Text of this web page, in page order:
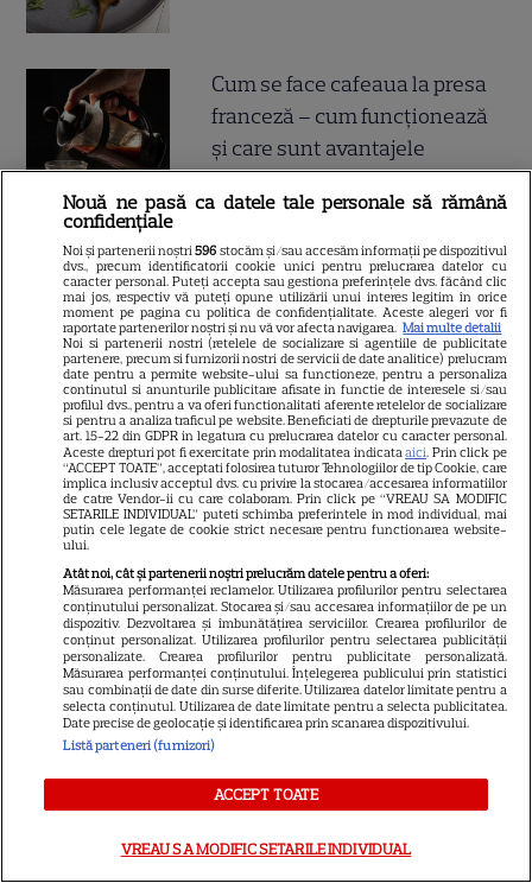
Cum se face cafeaua la presa
franceză – cum funcționează
și care sunt avantajele
ALTE ARTICOLE
INTERESANTE
6
PRIME VIDEO
Premierele Prime Video din
sezonul 4, „Sterling Point” și
noi filme de neratat
DISNEY PLUS
Premiere Disney+ august
2026: „Camp Rock 3”,
„Futurama” și trilogia
„Stăpânul Inelelor” ajung pe
Nouă ne pasă ca datele tale personale să rămână
confidențiale
Noi și partenerii noștri596 stocăm și/sau accesăm informații pe dispozitivul
dvs., precum identificatorii cookie unici pentru prelucrarea datelor cu
caracter personal. Puteți accepta sau gestiona preferințele dvs. făcând clic
mai jos, respectiv vă puteți opune utilizării unui interes legitim în orice
moment pe pagina cu politica de confidențialitate. Aceste alegeri vor fi
raportate partenerilor noștri și nu vă vor afecta navigarea. Mai multe detalii
Noi si partenerii nostri (retelele de socializare si agentiile de publicitate
partenere, precum si furnizorii nostri de servicii de date analitice) prelucram
date pentru a permite website-ului sa functioneze, pentru a personaliza
continutul si anunturile publicitare afisate in functie de interesele si/sau
profilul dvs., pentru a va oferi functionalitati aferente retelelor de socializare
si pentru a analiza traficul pe website. Beneficiati de drepturile prevazute de
art. 15-22 din GDPR in legatura cu prelucrarea datelor cu caracter personal.
Aceste drepturi pot fi exercitate prin modalitatea indicataaici. Prin click pe
“ACCEPT TOATE”, acceptati folosirea tuturor Tehnologiilor de tip Cookie, care
implica inclusiv acceptul dvs. cu privire la stocarea/accesarea informatiilor
de catre Vendor-ii cu care colaboram. Prin click pe “VREAU SA MODIFIC
SETARILE INDIVIDUAL” puteti schimba preferintele in mod individual, mai
putin cele legate de cookie strict necesare pentru functionarea website-
ului.
Atât noi, cât și partenerii noștri prelucrăm datele pentru a oferi:
Măsurarea performanței reclamelor. Utilizarea profilurilor pentru selectarea
conținutului personalizat. Stocarea și/sau accesarea informațiilor de pe un
dispozitiv. Dezvoltarea și îmbunătățirea serviciilor. Crearea profilurilor de
conținut personalizat. Utilizarea profilurilor pentru selectarea publicității
personalizate. Crearea profilurilor pentru publicitate personalizată.
Măsurarea performanței conținutului. Înțelegerea publicului prin statistici
sau combinații de date din surse diferite. Utilizarea datelor limitate pentru a
selecta conținutul. Utilizarea de date limitate pentru a selecta publicitatea.
Date precise de geolocație și identificarea prin scanarea dispozitivului.
Listă parteneri (furnizori)
ACCEPT TOATE
VREAU SA MODIFIC SETARILE INDIVIDUAL